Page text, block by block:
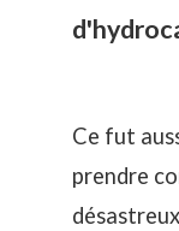
Ce fut
prendre